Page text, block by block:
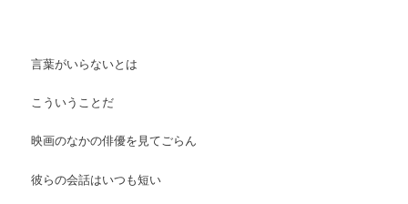
言葉がいらないとは
こういうことだ
映画のなかの俳優を見てごらん
彼らの会話はいつも短い